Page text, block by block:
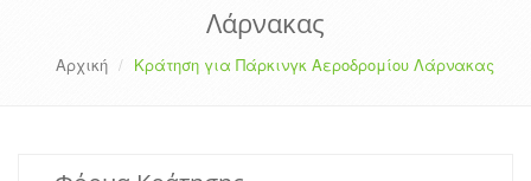
Λάρνακας
Αρχική Κράτηση για Πάρκινγκ Αεροδρομίου Λάρνακας